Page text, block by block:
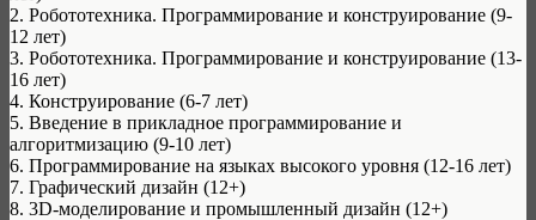
2. Робототехника. Программирование и конструирование (9-
12 лет)
3. Робототехника. Программирование и конструирование (13-
16 лет)
4. Конструирование (6-7 лет)
5. Введение в прикладное программирование и
алгоритмизацию (9-10 лет)
6. Программирование на языках высокого уровня (12-16 лет)
7. Графический дизайн (12+)
8. 3D-моделирование и промышленный дизайн (12+)